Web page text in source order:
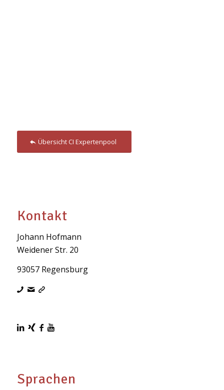
Übersicht CI Expertenpool
Kontakt
Johann Hofmann
Weidener Str. 20
93057 Regensburg
Sprachen